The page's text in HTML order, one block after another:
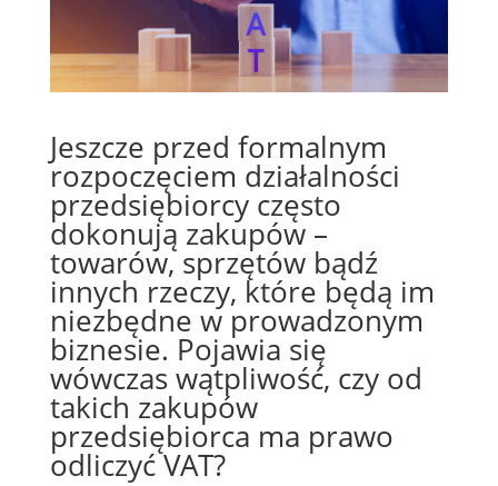
Jeszcze przed formalnym
rozpoczęciem działalności
przedsiębiorcy często
dokonują zakupów –
towarów, sprzętów bądź
innych rzeczy, które będą im
niezbędne w prowadzonym
biznesie. Pojawia się
wówczas wątpliwość, czy od
takich zakupów
przedsiębiorca ma prawo
odliczyć VAT?